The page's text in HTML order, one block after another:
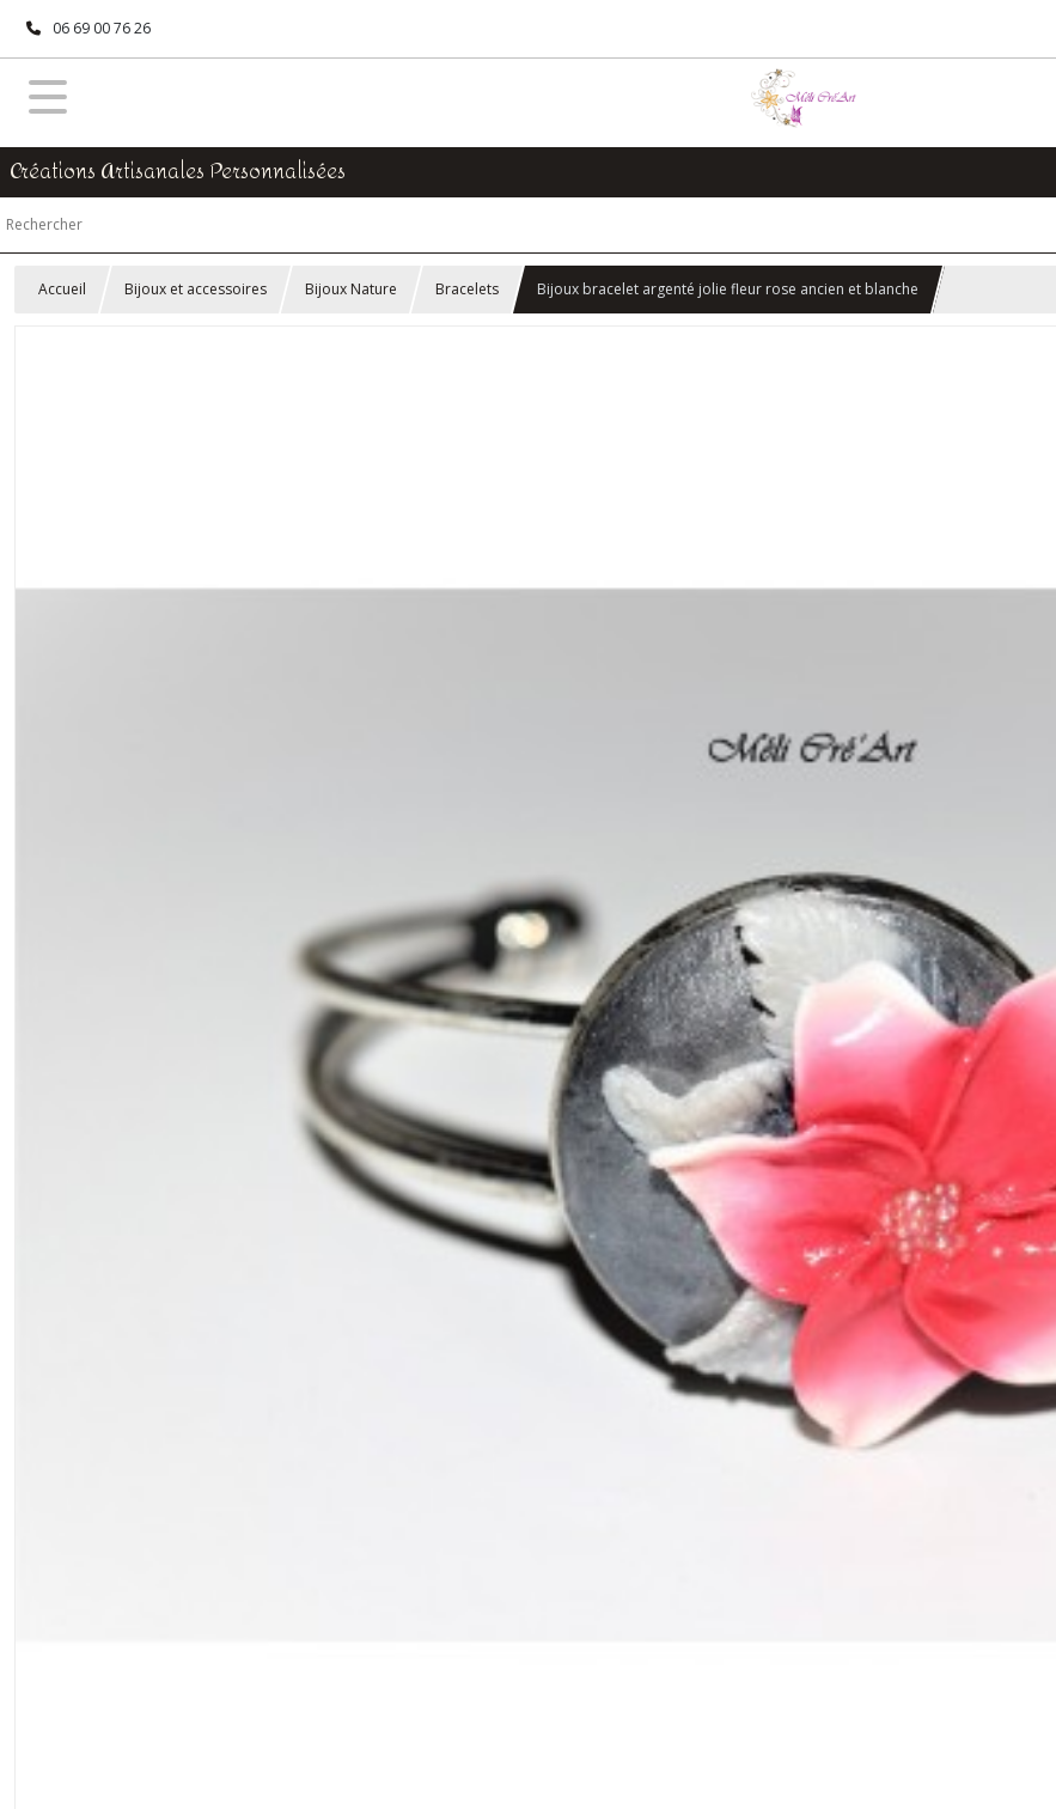
06 69 00 76 26
Créations Artisanales Personnalisées
Accueil Bijoux et accessoires Bijoux Nature Bracelets Bijoux bracelet argenté jolie fleur rose ancien et blanche